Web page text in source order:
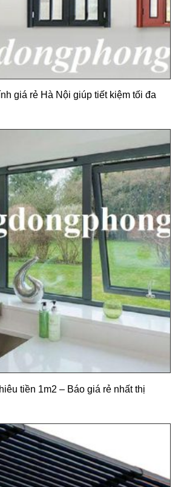
giá rẻ Hà Nội giúp tiết kiệm tối đa
tiền 1m2 – Báo giá rẻ nhất thị